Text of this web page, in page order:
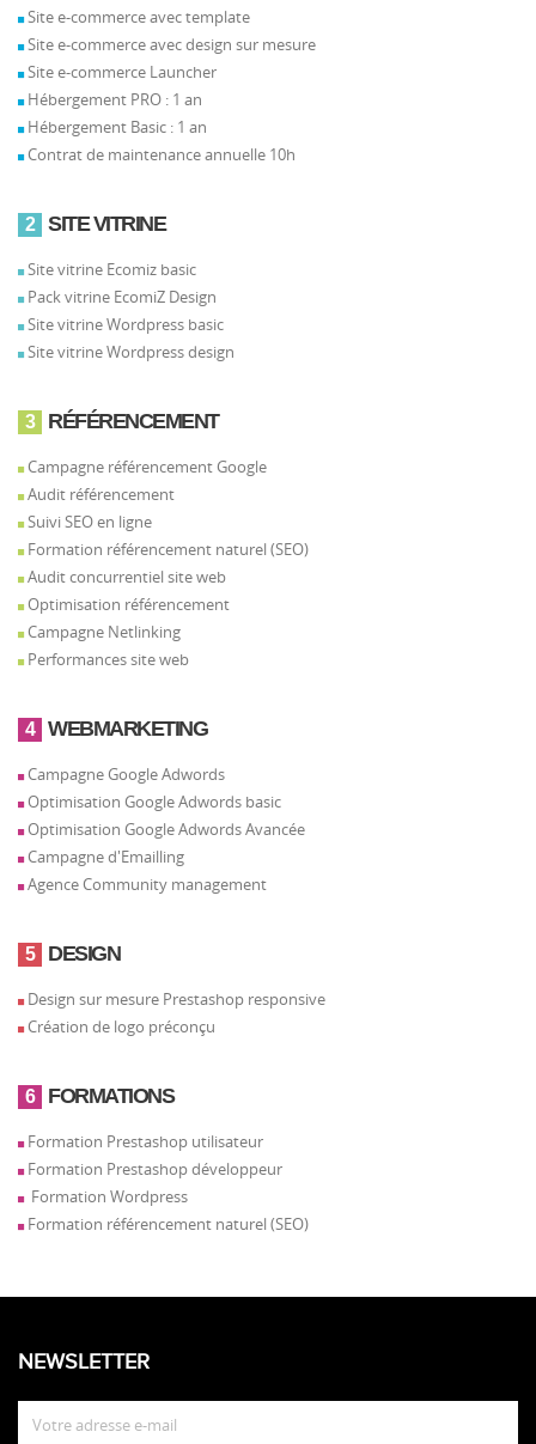
Site e-commerce avec template
Site e-commerce avec design sur mesure
Site e-commerce Launcher
Hébergement PRO : 1 an
Hébergement Basic : 1 an
Contrat de maintenance annuelle 10h
2 SITE VITRINE
Site vitrine Ecomiz basic
Pack vitrine EcomiZ Design
Site vitrine Wordpress basic
Site vitrine Wordpress design
3 RÉFÉRENCEMENT
Campagne référencement Google
Audit référencement
Suivi SEO en ligne
Formation référencement naturel (SEO)
Audit concurrentiel site web
Optimisation référencement
Campagne Netlinking
Performances site web
4 WEBMARKETING
Campagne Google Adwords
Optimisation Google Adwords basic
Optimisation Google Adwords Avancée
Campagne d'Emailling
Agence Community management
5 DESIGN
Design sur mesure Prestashop responsive
Création de logo préconçu
6 FORMATIONS
Formation Prestashop utilisateur
Formation Prestashop développeur
Formation Wordpress
Formation référencement naturel (SEO)
NEWSLETTER